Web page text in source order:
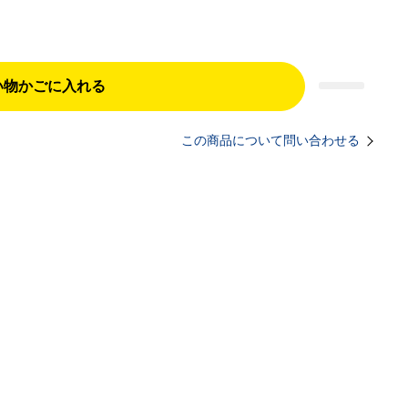
物かごに入れる
この商品について問い合わせる